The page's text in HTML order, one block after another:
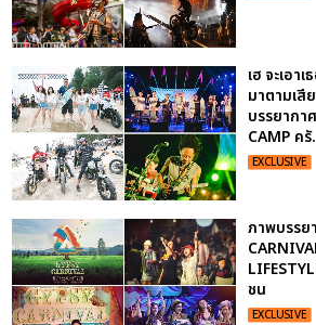
เฮ จะเอา
มาตามเสี
บรรยากา
CAMP ครั
EXCLUSIVE
ภาพบรรย
ชน
EXCLUSIVE